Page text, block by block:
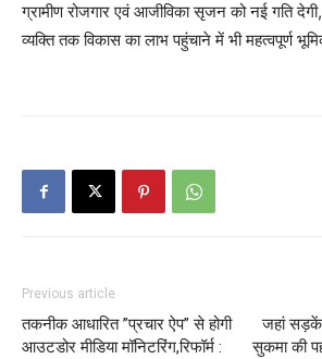
ग्रामीण रोजगार एवं आजीविका सृजन को नई गति
व्यक्ति तक विकास का लाभ पहुंचाने में भी महत्वपूर्ण
Previous article
तकनीक आधारित ”प्रचार ऐप” से होगी
आउटडोर मीडिया मॉनिटरिंग,रिफॉर्म :
जहां सड़कें
सुकमा की